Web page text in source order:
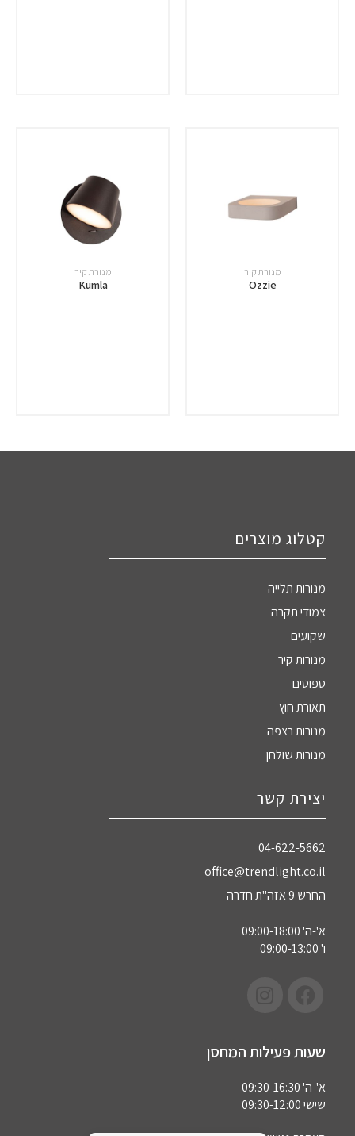
מנורת קיר
Ozzie
מנורת קיר
Kumla
קטלוג מוצרים
מנורות תלייה
צמודי תקרה
שקועים
מנורות קיר
ספוטים
תאורת חוץ
מנורות רצפה
מנורות שולחן
יצירת קשר
04-622-5662‏
office@trendlight.co.il
החרש 9 אזה"ת חדרה
א'-ה' 09:00-18:00
ו' 09:00-13:00
שעות פעילות המחסן
א'-ה' 09:30-16:30
שישי 09:30-12:00